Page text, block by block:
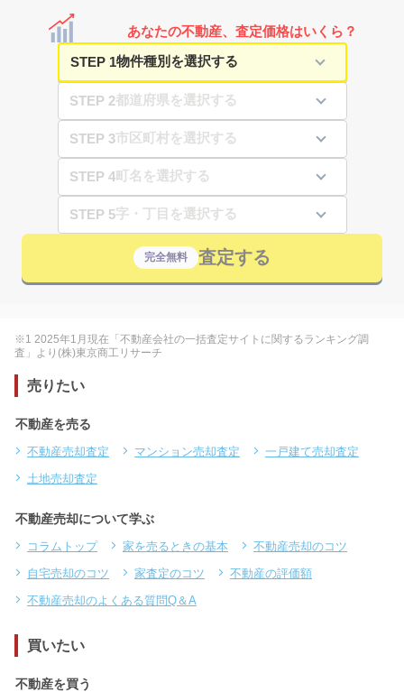
あなたの不動産、査定価格はいくら？
STEP 1
STEP 2
STEP 3
STEP 4
STEP 5
完全無料 査定する
※1 2025年1月現在「不動産会社の一括査定サイトに関するランキング調
査」より(株)東京商工リサーチ
売りたい
不動産を売る
不動産売却査定 マンション売却査定
一戸建て売却査定
土地売却査定
不動産売却について学ぶ
コラムトップ 家を売るときの基本
不動産売却のコツ
自宅売却のコツ
家査定のコツ
不動産の評価額
不動産売却のよくある質問Q＆A
買いたい
不動産を買う